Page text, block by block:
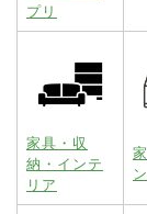
プリ
家具・収
納・インテ
リア
ン